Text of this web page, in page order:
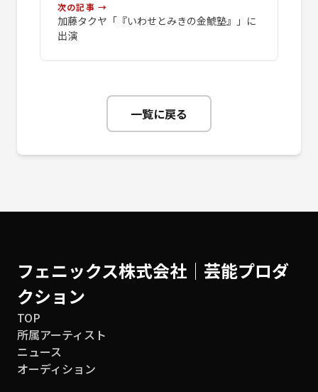
次の記事 →
加藤タクヤ「『いわせとみきの金鯱塾』」に
出演
一覧に戻る
フェニックス株式会社│芸能プロダ
クション
TOP
所属アーティスト
ニュース
オーディション